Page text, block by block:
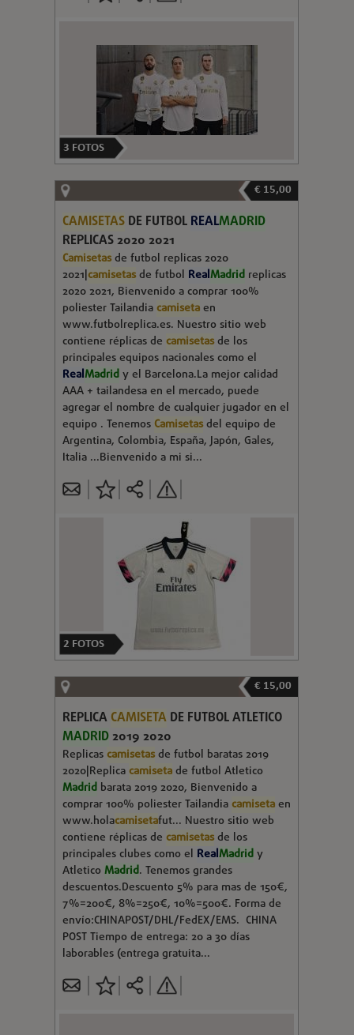
3 FOTOS
€ 15,00
CAMISETASDE FUTBOL REALMADRID
REPLICAS 2020 2021
Camisetasde futbol replicas 2020
2021|camisetasde futbol RealMadridreplicas
2020 2021, Bienvenido a comprar 100%
poliester Tailandiacamisetaen
www.futbolreplica.es. Nuestro sitio web
contiene réplicas de camisetasde los
principales equipos nacionales como el
RealMadridy el Barcelona.La mejor calidad
AAA + tailandesa en el mercado, puede
agregar el nombre de cualquier jugador en el
equipo . TenemosCamisetasdel equipo de
Argentina, Colombia, España, Japón, Gales,
Italia ...Bienvenido a mi si...
2 FOTOS
€ 15,00
REPLICA CAMISETADE FUTBOL ATLETICO
MADRID2019 2020
Replicascamisetasde futbol baratas 2019
2020|Replicacamisetade futbol Atletico
Madridbarata 2019 2020, Bienvenido a
comprar 100% poliester Tailandiacamisetaen
www.holacamisetafut... Nuestro sitio web
contiene réplicas de camisetasde los
principales clubes como el RealMadridy
AtleticoMadrid. Tenemos grandes
descuentos.Descuento 5% para mas de 150€,
7%=200€, 8%=250€, 10%=500€. Forma de
envío:CHINAPOST/DHL/FedEX/EMS. CHINA
POST Tiempo de entrega: 20 a 30 días
laborables (entrega gratuita...